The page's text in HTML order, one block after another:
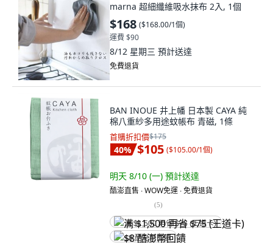
marna 超細纖維吸水抹布 2入, 1個
$168 ($168.00/1個)
運費 $90
8/12 星期三 預計送達
免費退貨
BAN INOUE 井上幡 日本製 CAYA 純
棉八重紗多用途蚊帳布 青磁, 1條
首購折扣價$175
40% $105 ($105.00/1個)
明天 8/10 (一) 預計送達
酷澎直售 ∙ WOW免運 ∙ 免費退貨
(5)
满 $1,500 再省 $75 (王道卡)
$8 酷澎幣回饋